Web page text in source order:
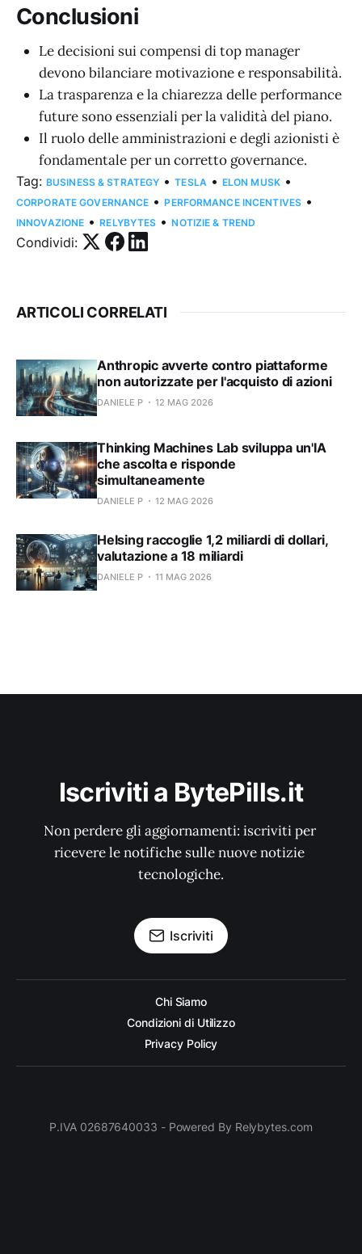
Conclusioni
Le decisioni sui compensi di top manager
devono bilanciare motivazione e responsabilità.
La trasparenza e la chiarezza delle performance
future sono essenziali per la validità del piano.
Il ruolo delle amministrazioni e degli azionisti è
fondamentale per un corretto governance.
Tag: BUSINESS & STRATEGY • TESLA • ELON MUSK •
CORPORATE GOVERNANCE • PERFORMANCE INCENTIVES •
INNOVAZIONE • RELYBYTES • NOTIZIE & TREND
Condividi:
ARTICOLI CORRELATI
Anthropic avverte contro piattaforme
non autorizzate per l'acquisto di azioni
DANIELE P 12 MAG 2026
Thinking Machines Lab sviluppa un'IA
che ascolta e risponde
simultaneamente
DANIELE P 12 MAG 2026
Helsing raccoglie 1,2 miliardi di dollari,
valutazione a 18 miliardi
DANIELE P 11 MAG 2026
Iscriviti a BytePills.it
Non perdere gli aggiornamenti: iscriviti per
ricevere le notifiche sulle nuove notizie
tecnologiche.
Iscriviti
Chi Siamo
Condizioni di Utilizzo
Privacy Policy
P.IVA 02687640033 - Powered By Relybytes.com